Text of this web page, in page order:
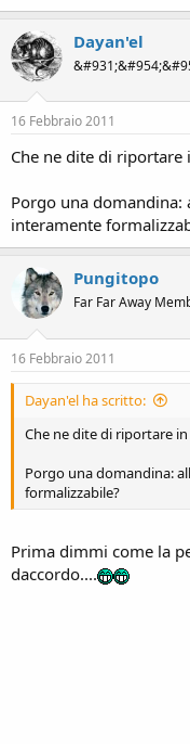
Dayan'el
16 Febbraio 2011
Che ne dite di riportare
Porgo una domandina:
interamente
Pungitopo
Far Far Away
16 Febbraio 2011
Dayan'el ha scritto:
Che ne dite di riportare
Porgo una domandina:
formalizzabile?
Prima dimmi come la
daccordo....